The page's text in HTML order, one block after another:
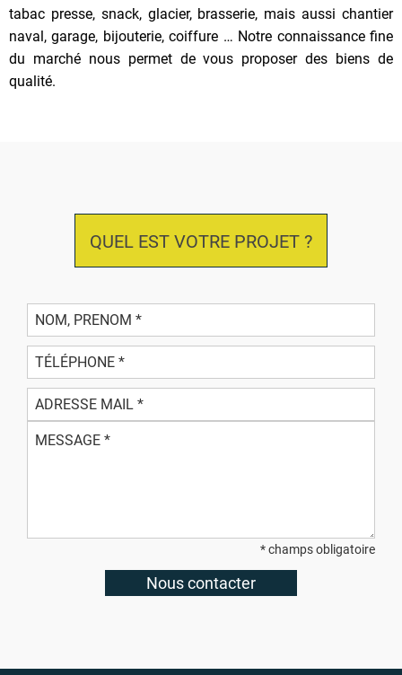
tabac presse, snack, glacier, brasserie, mais aussi chantier
naval, garage, bijouterie, coiffure … Notre connaissance fine
du marché nous permet de vous proposer des biens de
qualité.
QUEL EST VOTRE PROJET ?
* champs obligatoire